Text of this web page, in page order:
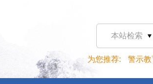
本站检索
为您推荐: 警示教